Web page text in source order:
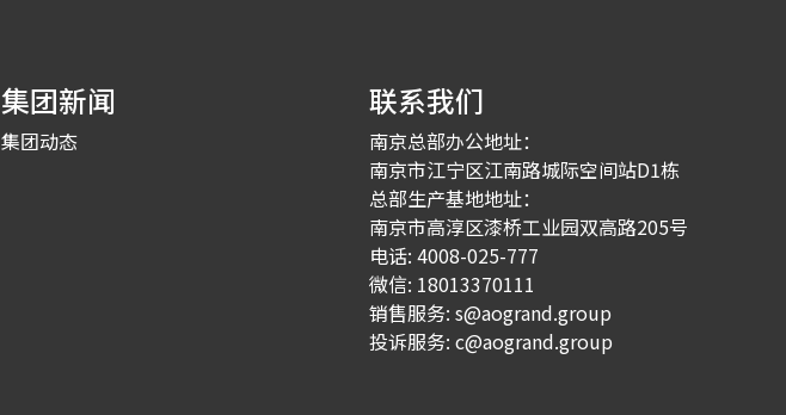
集团新闻
集团动态
联系我们
南京总部办公地址：
南京市江宁区江南路城际空间站D1栋
总部生产基地地址：
南京市高淳区漆桥工业园双高路205号
电话: 4008-025-777
微信: 18013370111
销售服务: s@aogrand.group
投诉服务: c@aogrand.group